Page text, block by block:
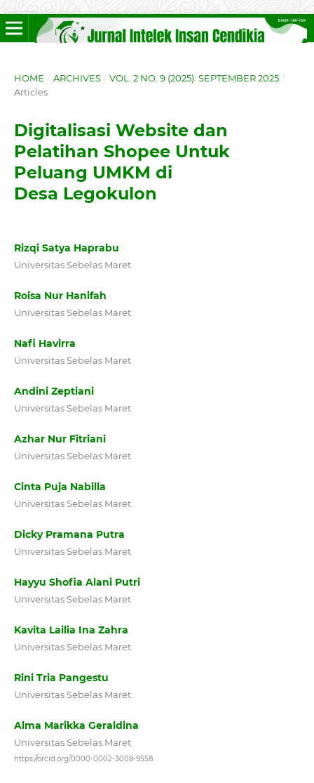
HOME / ARCHIVES / VOL. 2 NO. 9 (2025): SEPTEMBER 2025 /
Articles
Digitalisasi Website dan
Pelatihan Shopee Untuk
Peluang UMKM di
Desa Legokulon
Rizqi Satya Haprabu
Universitas Sebelas Maret
Roisa Nur Hanifah
Universitas Sebelas Maret
Nafi Havirra
Universitas Sebelas Maret
Andini Zeptiani
Universitas Sebelas Maret
Azhar Nur Fitriani
Universitas Sebelas Maret
Cinta Puja Nabilla
Universitas Sebelas Maret
Dicky Pramana Putra
Universitas Sebelas Maret
Hayyu Shofia Alani Putri
Universitas Sebelas Maret
Kavita Lailia Ina Zahra
Universitas Sebelas Maret
Rini Tria Pangestu
Universitas Sebelas Maret
Alma Marikka Geraldina
Universitas Sebelas Maret
https://orcid.org/0000-0002-3008-9558